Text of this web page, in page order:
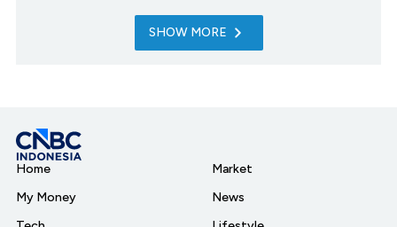
SHOW MORE
Home
My Money
Market
News